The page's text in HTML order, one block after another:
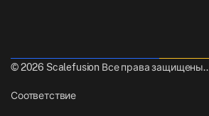
© 2026 Scalefusion Все права защищены..
Соответствие